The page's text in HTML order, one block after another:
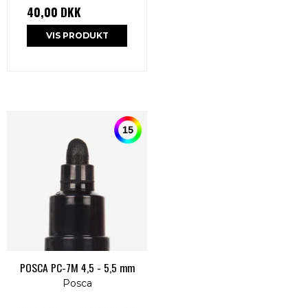
40,00 DKK
VIS PRODUKT
POSCA PC-7M 4,5 - 5,5 mm
Posca